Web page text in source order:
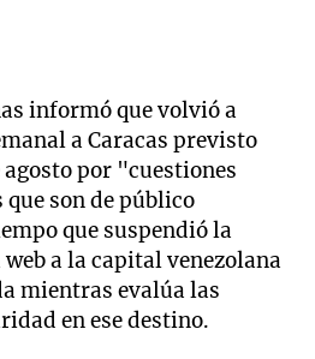
informó que volvió a
a Caracas previsto
agosto por "cuestiones
son de público
que suspendió la
a la capital venezolana
mientras evalúa las
en ese destino.